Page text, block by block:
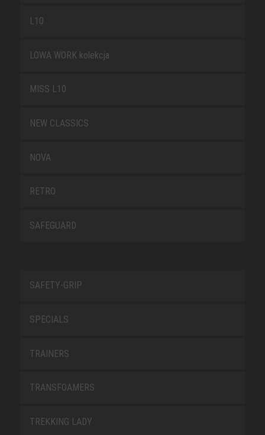
L10
LOWA WORK kolekcja
MISS L10
NEW CLASSICS
NOVA
RETRO
SAFEGUARD
SAFETY-GRIP
SPECIALS
TRAINERS
TRANSFOAMERS
TREKKING LADY